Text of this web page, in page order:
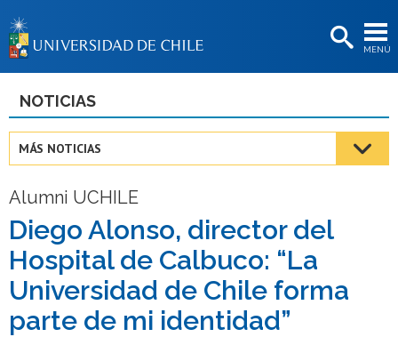
MENÚ
BIBLIOTECAS
Estudiantes
Funcionarias/os
Egresadas/os
NOTICIAS
MÁS NOTICIAS
Alumni UCHILE
Diego Alonso, director del
Hospital de Calbuco: “La
Universidad de Chile forma
parte de mi identidad”